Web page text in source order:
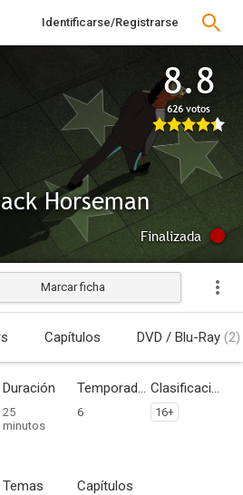
Identificarse/Registrarse
8.8
626 votos
Horseman
Finalizada
Marcar ficha
Capítulos DVD / Blu-Ray (2)
Duración
25
minutos
Temporadas
6
Clasificación por edades
16+
Temas Capítulos